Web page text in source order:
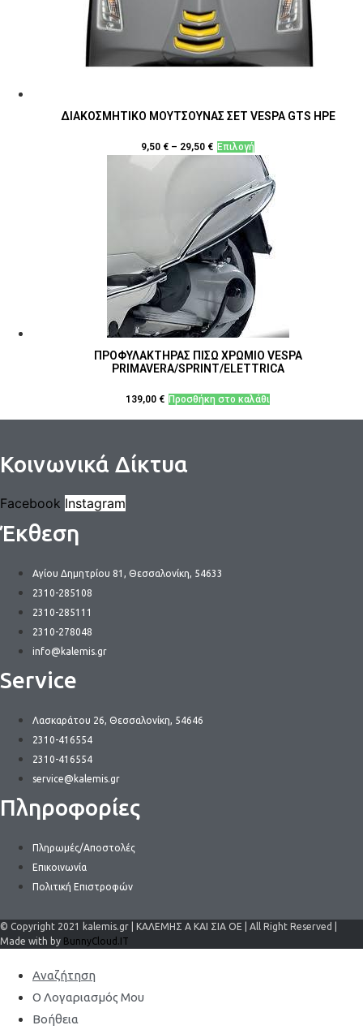
επιλεγούν
στη
προϊόντος
ΔΙΑΚΟΣΜΗΤΙΚΟ ΜΟΥΤΣΟΥΝΑΣ ΣΕΤ VESPA GTS HPE
9,50 € – 29,50 € ΕπιλογήΑυτό
το
προϊόν
έχει
πολλαπλές
παραλλαγές.
Οι
επιλογές
μπορούν
επιλεγούν
στη
του
προϊόντος
ΠΡΟΦΥΛΑΚΤΗΡΑΣ ΠΙΣΩ ΧΡΩΜΙΟ VESPA
PRIMAVERA/SPRINT/ELETTRICA
139,00 € Προσθήκη στο καλάθι
Κοινωνικά Δίκτυα
Facebook Instagram
Έκθεση
Αγίου Δημητρίου 81, Θεσσαλονίκη, 54633
2310-285108
2310-285111
2310-278048
info@kalemis.gr
Service
Λασκαράτου 26, Θεσσαλονίκη, 54646
2310-416554
2310-416554
service@kalemis.gr
Πληροφορίες
Πληρωμές/Αποστολές
Επικοινωνία
Πολιτική Επιστροφών
© Copyright 2021 kalemis.gr | ΚΑΛΕΜΗΣ Α ΚΑΙ ΣΙΑ ΟΕ | All Right Reserved |
Made with by BunnyCloud.IT
Αναζήτηση
Ο Λογαριασμός Μου
Βοήθεια